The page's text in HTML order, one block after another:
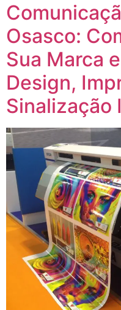
Osasco:
Sua Marca
Design,
Sinalização